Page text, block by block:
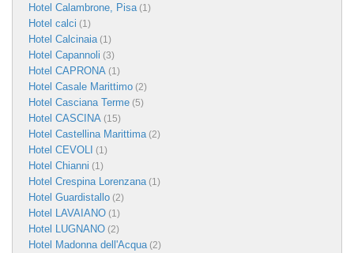
Hotel Calambrone, Pisa(1)
Hotel calci (1)
Hotel Calcinaia(1)
Hotel Capannoli (3)
Hotel CAPRONA (1)
Hotel Casale Marittimo (2)
Hotel Casciana Terme (5)
Hotel CASCINA (15)
Hotel Castellina Marittima(2)
Hotel CEVOLI (1)
Hotel Chianni (1)
Hotel Crespina Lorenzana(1)
Hotel Guardistallo (2)
Hotel LAVAIANO (1)
Hotel LUGNANO (2)
Hotel Madonna dell'Acqua(2)